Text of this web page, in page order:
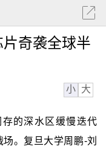
奇袭全球半
小 大
的深水区缓慢迭代
。复旦大学周鹏-刘